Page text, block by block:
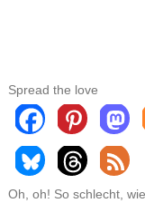
Spread the love
Oh, oh! So schlecht,